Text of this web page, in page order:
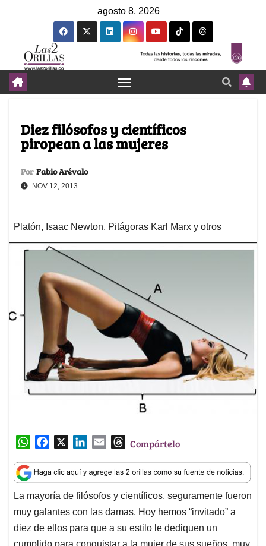
agosto 8, 2026
Diez filósofos y científicos
piropean a las mujeres
Por Fabio Arévalo
NOV 12, 2013
Platón, Isaac Newton, Pitágoras Karl Marx y otros
W
a
t
s
A
p
p
c
e
b
o
o
k
n
k
e
d
I
n
a
i
l
T
r
e
a
d
s
Compártelo
La mayoría de filósofos y científicos, seguramente fueron
muy galantes con las damas. Hoy hemos “invitado” a
diez de ellos para que a su estilo le dediquen un
cumplido para conquistar a la mujer de sus sueños, muy